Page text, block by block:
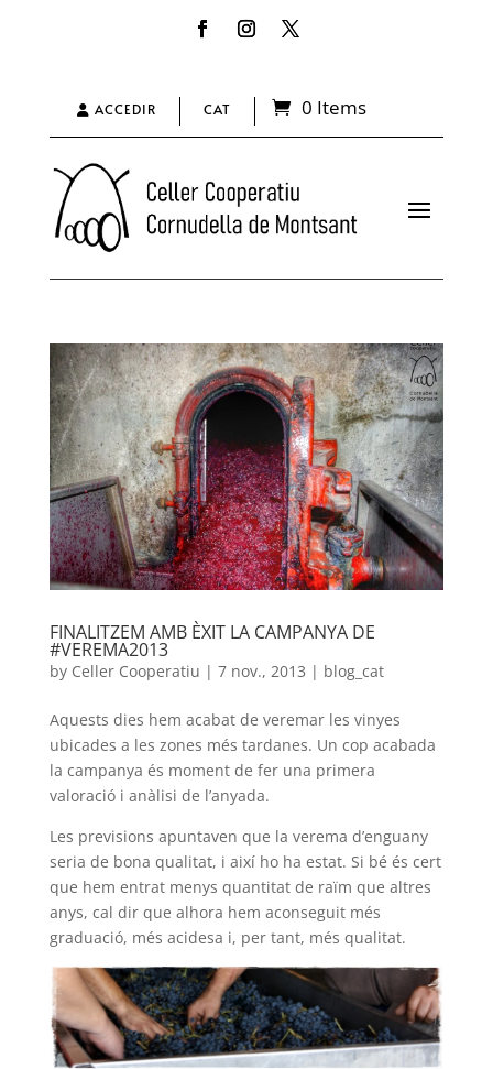
ACCEDIR CAT 0 Items
FINALITZEM AMB ÈXIT LA CAMPANYA DE
#VEREMA2013
by Celler Cooperatiu | 7 nov., 2013 | blog_cat
Aquests dies hem acabat de veremar les vinyes
ubicades a les zones més tardanes. Un cop acabada
la campanya és moment de fer una primera
valoració i anàlisi de l’anyada.
Les previsions apuntaven que la verema d’enguany
seria de bona qualitat, i així ho ha estat. Si bé és cert
que hem entrat menys quantitat de raïm que altres
anys, cal dir que alhora hem aconseguit més
graduació, més acidesa i, per tant, més qualitat.